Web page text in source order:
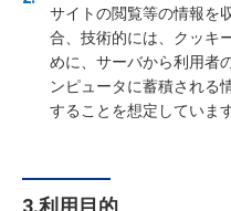
サイトの閲覧等の情報を
合、技術的には、クッキ
めに、サーバから利用者
ンピュータに蓄積される
することを想定しています
3.利用目的